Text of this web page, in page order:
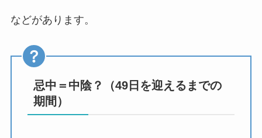
などがあります。
忌中＝中陰？（49日を迎えるまでの
期間）